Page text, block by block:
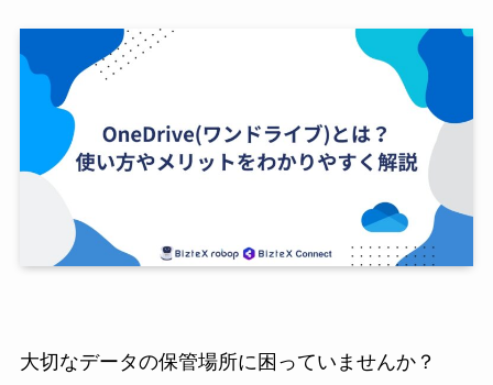
大切なデータの保管場所に困っていませんか？